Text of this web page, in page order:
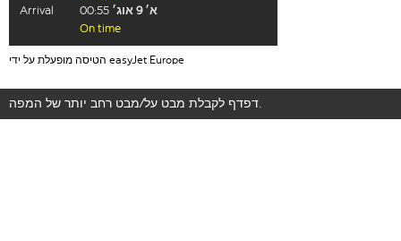
Arrival
00:55
א׳ 9 אוג׳
On time
הטיסה מופעלת על ידי easyJet Europe
דפדף לקבלת מבט על/מבט רחב יותר של המפה.